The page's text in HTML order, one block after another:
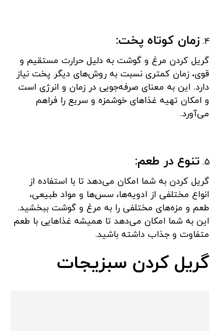
زمان کوتاه پخت:
گریل کردن مرغ و گوشت به دلیل حرارت مستقیم و
قوی، زمان کمتری نسبت به روش‌های دیگر پخت نیاز
دارد. این به معنای صرفه‌جویی در زمان و انرژی است
و امکان تهیه غذاهای خوشمزه و سریع را فراهم
می‌آورد.
تنوع در طعم:
گریل کردن به شما امکان می‌دهد تا با استفاده از
انواع مختلفی از ادویه‌ها، سس‌ها و مواد طبیعی،
طعم و مزه‌های مختلفی را به مرغ و گوشت ببخشید.
این به شما امکان می‌دهد تا همیشه غذاهایی با طعم
متفاوت و جذاب داشته باشید.
گریل کردن سبزیجات